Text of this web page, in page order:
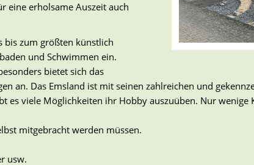
eine erholsame Auszeit auch
bis zum größten künstlich
und Schwimmen ein.
bietet sich das
an. Das Emsland ist mit seinen zahlreichen und
viele Möglichkeiten ihr Hobby auszuüben. Nur
mitgebracht werden müssen.
usw.